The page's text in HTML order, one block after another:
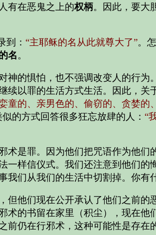
有在恶鬼之上的权柄。因此，要大
到： “主耶稣的名从此就尊大了”。
名。
神的惧怕，也不强调改变人的行
以罪的生活方式生活。因此，关
的、亲男色的、偷窃的、贪婪的
的方式回答很多狂忘放肆的人： “
是罪。因为他们把咒语作为他们
样信仪式。我们还注意到他们的
们从我们的生活中切割掉。你有
他们现在公开承认了他们之前的
的书留在家里（积尘），现在他
仍在行邪术，这种可能性是存在